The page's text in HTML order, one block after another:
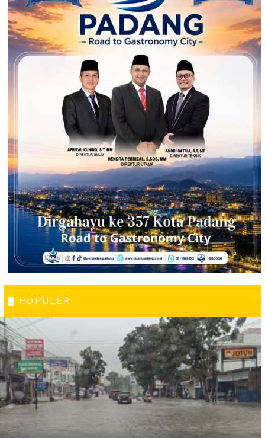
POPULER